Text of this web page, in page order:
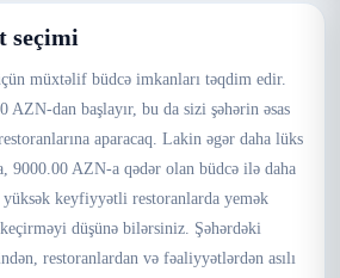
seçimi
müxtəlif büdcə imkanları təqdim edir.
AZN-dan başlayır, bu da sizi şəhərin əsas
aparacaq. Lakin əgər daha lüks
9000.00 AZN-a qədər olan büdcə ilə daha
yüksək keyfiyyətli restoranlarda yemək
düşünə bilərsiniz. Şəhərdəki
restoranlardan və fəaliyyətlərdən asılı